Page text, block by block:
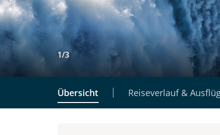
1/3
Übersicht Reiseverlauf &